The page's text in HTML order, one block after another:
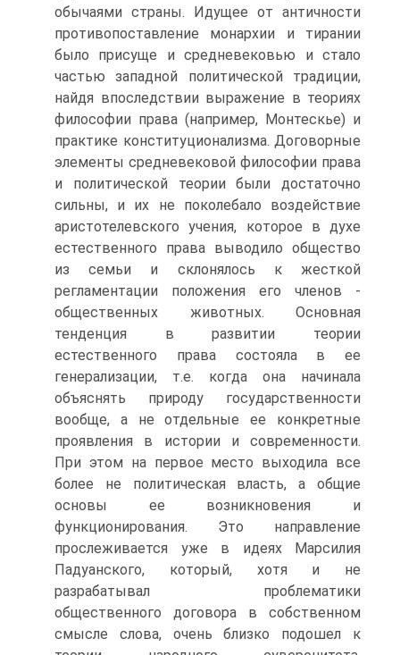
обычаями страны. Идущее от античности
противопоставление монархии и тирании
было присуще и средневековью и стало
частью западной политической традиции,
найдя впоследствии выражение в теориях
философии права (например, Монтескье) и
практике конституционализма. Договорные
элементы средневековой философии права
и политической теории были достаточно
сильны, и их не поколебало воздействие
аристотелевского учения, которое в духе
естественного права выводило общество
из семьи и склонялось к жесткой
регламентации положения его членов -
общественных животных. Основная
тенденция в развитии теории
естественного права состояла в ее
генерализации, т.е. когда она начинала
объяснять природу государственности
вообще, а не отдельные ее конкретные
проявления в истории и современности.
При этом на первое место выходила все
более не политическая власть, а общие
основы ее возникновения и
функционирования. Это направление
прослеживается уже в идеях Марсилия
Падуанского, который, хотя и не
разрабатывал проблематики
общественного договора в собственном
смысле слова, очень близко подошел к